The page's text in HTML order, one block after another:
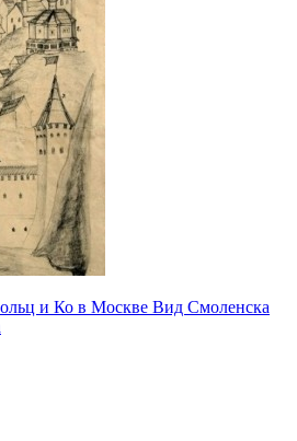
и Ко в Москве Вид Смоленска